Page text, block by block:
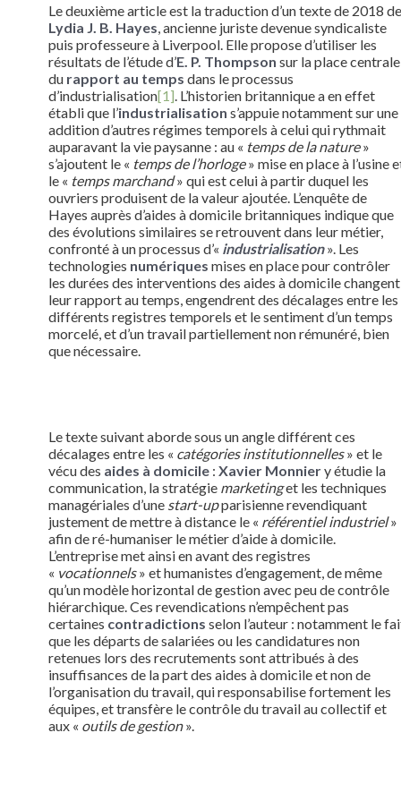
Le deuxième article est la traduction d’un texte de 2018 de
Lydia J. B. Hayes, ancienne juriste devenue syndicaliste
puis professeure à Liverpool. Elle propose d’utiliser les
résultats de l’étude d’E. P. Thompson sur la place centrale
du rapport au temps dans le processus
d’industrialisation[1]. L’historien britannique a en effet
établi que l’industrialisation s’appuie notamment sur une
addition d’autres régimes temporels à celui qui rythmait
auparavant la vie paysanne : au « temps de la nature»
s’ajoutent le « temps de l’horloge» mise en place à l’usine
le « temps marchand» qui est celui à partir duquel les
ouvriers produisent de la valeur ajoutée. L’enquête de
Hayes auprès d’aides à domicile britanniques indique que
des évolutions similaires se retrouvent dans leur métier,
confronté à un processus d’« industrialisation». Les
technologies numériques mises en place pour contrôler
les durées des interventions des aides à domicile changent
leur rapport au temps, engendrent des décalages entre les
différents registres temporels et le sentiment d’un temps
morcelé, et d’un travail partiellement non rémunéré, bien
que nécessaire.
Le texte suivant aborde sous un angle différent ces
décalages entre les « catégories institutionnelles» et le
vécu des aides à domicile: Xavier Monniery étudie la
communication, la stratégie marketinget les techniques
managériales d’une start-upparisienne revendiquant
justement de mettre à distance le « référentiel industriel»
afin de ré-humaniser le métier d’aide à domicile.
L’entreprise met ainsi en avant des registres
« vocationnels» et humanistes d’engagement, de même
qu’un modèle horizontal de gestion avec peu de contrôle
hiérarchique. Ces revendications n’empêchent pas
certaines contradictions selon l’auteur : notamment le
que les départs de salariées ou les candidatures non
retenues lors des recrutements sont attribués à des
insuffisances de la part des aides à domicile et non de
l’organisation du travail, qui responsabilise fortement les
équipes, et transfère le contrôle du travail au collectif et
aux « outils de gestion».